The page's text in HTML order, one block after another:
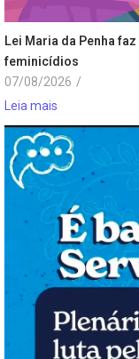
Lei Maria da Penha
feminicídios
07/08/2026 /
Leia mais